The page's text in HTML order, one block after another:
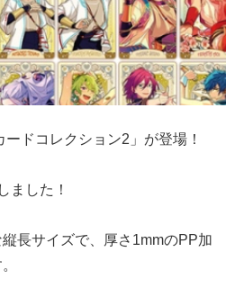
ドコレクション2」が登場！
ました！
長サイズで、厚さ1mmのPP加